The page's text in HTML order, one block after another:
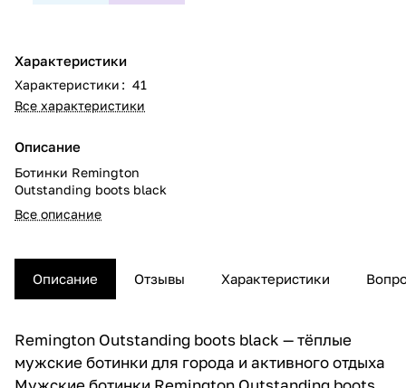
Характеристики
Характеристики : 41
Все характеристики
Описание
Ботинки Remington
Outstanding boots black
Все описание
Описание Отзывы Характеристики
Remington Outstanding boots black — тёплые
мужские ботинки для города и активного отдыха